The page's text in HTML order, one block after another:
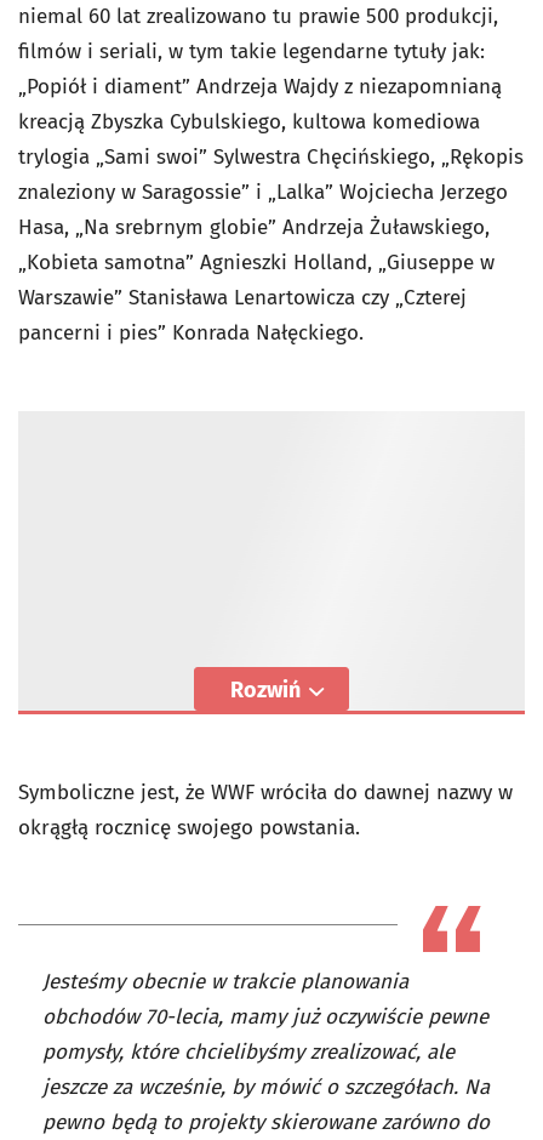
niemal 60 lat zrealizowano tu prawie 500 produkcji,
filmów i seriali, w tym takie legendarne tytuły jak:
„Popiół i diament” Andrzeja Wajdy z niezapomnianą
kreacją Zbyszka Cybulskiego, kultowa komediowa
trylogia „Sami swoi” Sylwestra Chęcińskiego, „Rękopis
znaleziony w Saragossie” i „Lalka” Wojciecha Jerzego
Hasa, „Na srebrnym globie” Andrzeja Żuławskiego,
„Kobieta samotna” Agnieszki Holland, „Giuseppe w
Warszawie” Stanisława Lenartowicza czy „Czterej
pancerni i pies” Konrada Nałęckiego.
Rozwiń
Symboliczne jest, że WWF wróciła do dawnej nazwy w
okrągłą rocznicę swojego powstania.
Jesteśmy obecnie w trakcie planowania
obchodów 70-lecia, mamy już oczywiście pewne
pomysły, które chcielibyśmy zrealizować, ale
jeszcze za wcześnie, by mówić o szczegółach. Na
pewno będą to projekty skierowane zarówno do